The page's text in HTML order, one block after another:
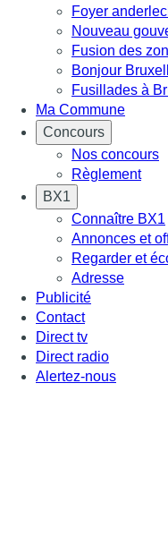
Foyer
Nouveau
Fusion des
Bonjour
Fusillades à
Ma Commune
Concours
Nos concours
Règlement
BX1
Connaître BX1
Annonces et
Regarder et
Adresse
Publicité
Contact
Direct tv
Direct radio
Alertez-nous